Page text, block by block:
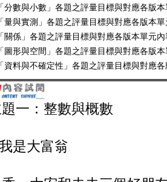
分數與小數」各題之評量目標與對應各版
量與實測」各題之評量目標與對應各版本
關係」各題之評量目標與對應各版本單元內
圖形與空間」各題之評量目標與對應各版
資料與不確定性」各題之評量目標與對應
一：整數與概數
是大富翁